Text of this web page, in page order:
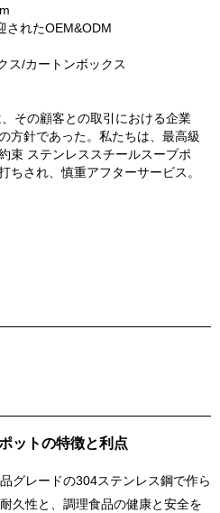
されたOEM&ODM
ス/カートンボックス
その顧客との取引における企業
方針であった。私たちは、最高級
束 ステンレススチールスープポ
ちされ、慎重アフターサービス。
ットの特徴と利点
グレードの304ステンレス鋼で作ら
久性と、調理食品の健康と安全を